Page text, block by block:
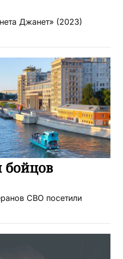
Джанет» (2023)
бойцов
СВО посетили